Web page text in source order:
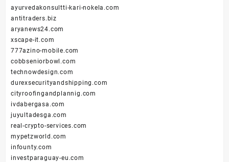
ayurvedakonsultti-kari-nokela.com
antitraders.biz
aryanews24.com
xscape-it.com
777azino-mobile.com
cobbseniorbowl.com
technowdesign.com
durexsecurityandshipping.com
cityroofingandplannig.com
ivdabergasa.com
juyultadesga.com
real-crypto-services.com
mypetzworld.com
infounty.com
investparaguay-eu.com